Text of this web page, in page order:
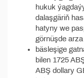
hukuk
dalaşgäriň
hatyny we
görnüşde
bäsleşige
bilen 1725
ABŞ dollary